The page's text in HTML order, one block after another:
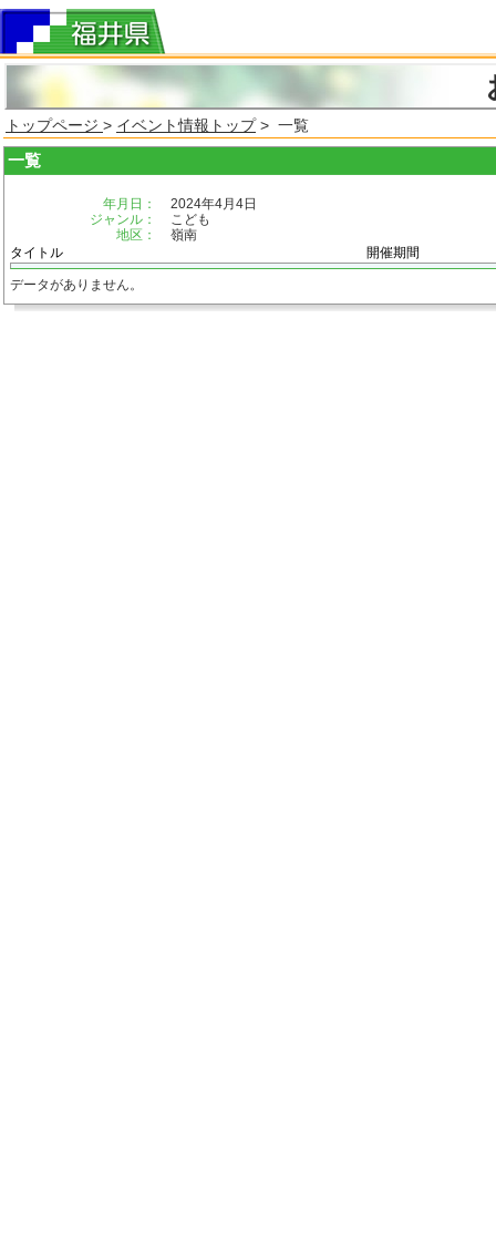
トップページ > イベント情報トップ> 一覧
一覧
年月日：
2024年4月4日
ジャンル：
こども
地区：
嶺南
タイトル
開催期間
データがありません。